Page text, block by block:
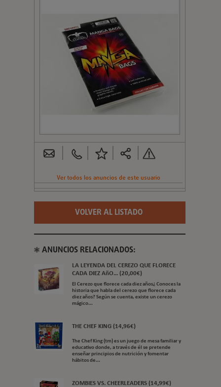
Ver todos los anuncios de este usuario
VOLVER AL LISTADO
ANUNCIOS RELACIONADOS:
LA LEYENDA DEL CEREZO QUE FLORECE
CADA DIEZ AñO... (20,00€)
El Cerezo que florece cada diez años¿ Conoces la
historia que habla del cerezo que florece cada
diez años? Según se cuenta, existe un cerezo
mágico...
THE CHEF KING (14,96€)
The Chef King (tm) es un juego de mesa familiar y
educativo donde, a través de él se pretende
enseñar principios de nutrición y fomentar
hábitos de...
ZOMBIES VS. CHEERLEADERS (14,99€)